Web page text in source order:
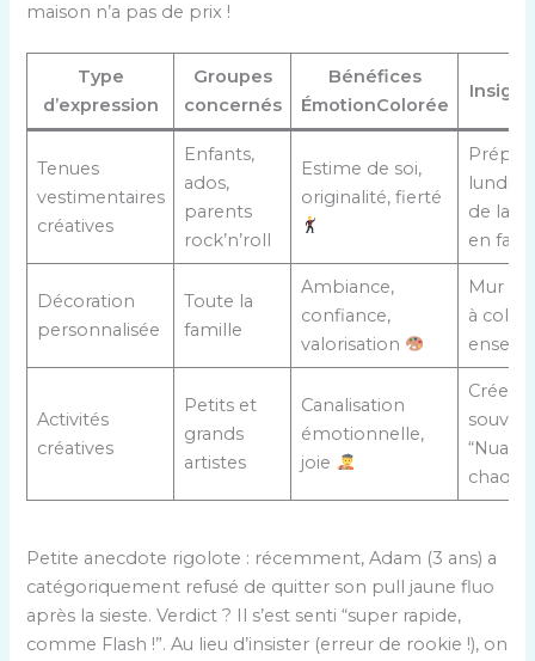
maison n’a pas de prix !
Type
d’expression
Groupes
concernés
Bénéfices
ÉmotionColorée
Tenues
vestimentaires
créatives
Enfants,
ados,
parents
rock’n’roll
Estime de soi,
originalité, fierté
lundi la
de la
en
Décoration
personnalisée
Toute la
famille
Ambiance,
confiance,
valorisation
Mur
à
Activités
créatives
Petits et
grands
artistes
Canalisation
émotionnelle,
joie
Créer
Petite anecdote rigolote : récemment, Adam (3 ans) a
catégoriquement refusé de quitter son pull jaune fluo
après la sieste. Verdict ? Il s’est senti “super rapide,
comme Flash !”. Au lieu d’insister (erreur de rookie !), on